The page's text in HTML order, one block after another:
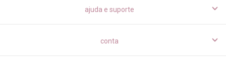
ajuda e suporte
conta